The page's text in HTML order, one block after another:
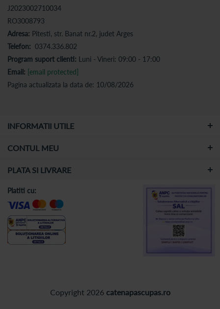
J2023002710034
RO3008793
Adresa: Pitesti, str. Banat nr.2, judet Arges
Telefon: 0374.336.802
Program suport clienti: Luni - Vineri: 09:00 - 17:00
Email: [email protected]
Pagina actualizata la data de: 10/08/2026
INFORMATII UTILE
CONTUL MEU
PLATA SI LIVRARE
Copyright 2026 catenapascupas.ro
Platiti cu: